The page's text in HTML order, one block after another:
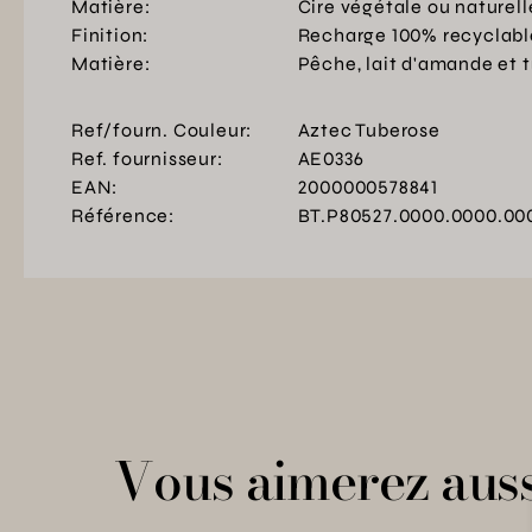
Matière:
Cire végétale ou
Finition:
Recharge 100%
Matière:
Pêche, lait d'amande et
Ref/fourn. Couleur:
Aztec Tuberose
Ref. fournisseur:
AE0336
EAN:
2000000578841
Référence:
Vous aimerez